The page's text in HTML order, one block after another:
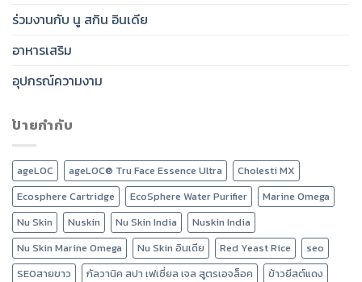
ร่วมงานกับ นู สกิน อินเดีย
อาหารเสริม
อุปกรณ์ความงาม
ป้ายกำกับ
ageLOC ageLOC® Tru Face Essence Ultra
Cholesti MX
Ecosphere Cartridge
EcoSphere Water Purifier
Marine Omega
Nu Skin
Nuskin Nu Skin India
Nuskin India
Nu Skin Marine Omega
Nu Skin อินเดีย Red Yeast Rice
seo
SEOสายขาว
กัลวานิค สปา เฟเชี่ยล เจล สูตรเอจล็อค
ข้าวยีสต์แดง